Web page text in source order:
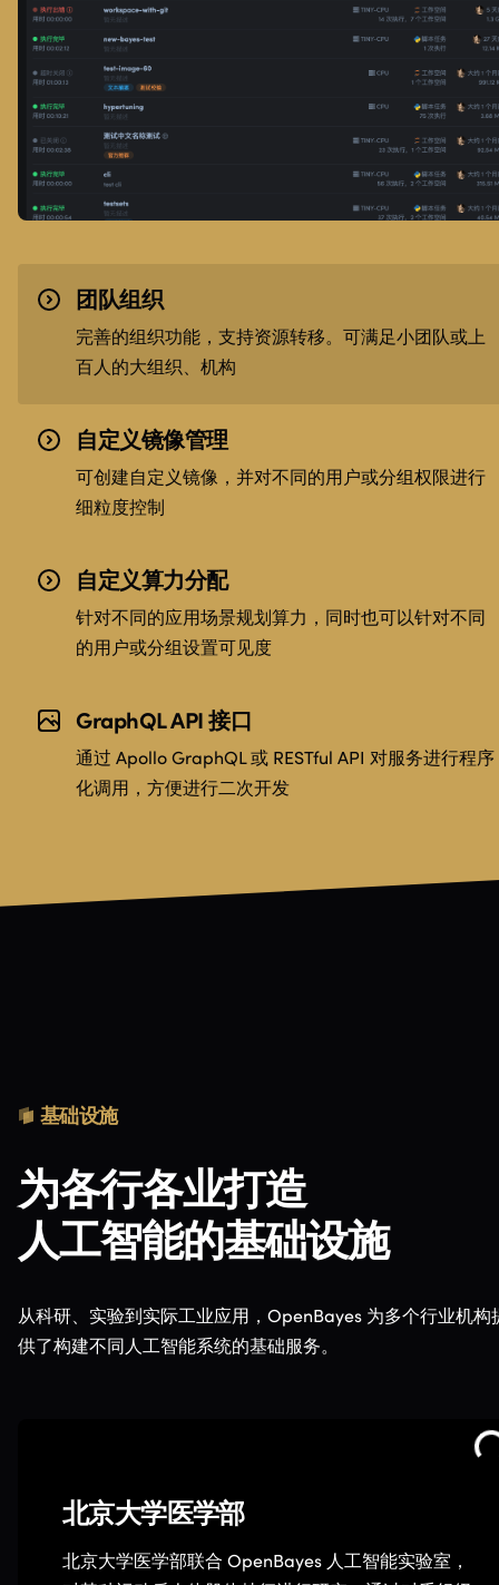
团队组织
完善的组织功能，支持资源转移。可满足小团队或上
百人的大组织、机构
自定义镜像管理
可创建自定义镜像，并对不同的用户或分组权限进行
细粒度控制
自定义算力分配
针对不同的应用场景规划算力，同时也可以针对不同
的用户或分组设置可见度
GraphQL API 接口
通过 Apollo GraphQL 或 RESTful API 对服务进行程序
化调用，方便进行二次开发
基础设施
为各行各业打造
人工智能的基础设施
从科研、实验到实际工业应用， OpenBayes 为多个行业机构
供了构建不同人工智能系统的基础服务。
北京大学医学部
北京大学医学部联合 OpenBayes 人工智能实验室，